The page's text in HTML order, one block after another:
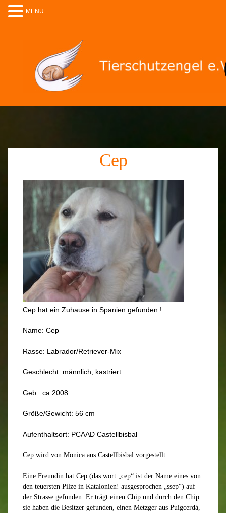
Cep
Cep hat ein Zuhause in Spanien gefunden !
Name: Cep
Rasse: Labrador/Retriever-Mix
Geschlecht: männlich, kastriert
Geb.: ca.2008
Größe/Gewicht: 56 cm
Aufenthaltsort: PCAAD Castellbisbal
Cep wird von Monica aus Castellbisbal vorgestellt…
Eine Freundin hat Cep (das wort „cep“ ist der Name eines von
den teuersten Pilze in Katalonien! ausgesprochen „ssep“) auf
der Strasse gefunden. Er trägt einen Chip und durch den Chip
sie haben die Besitzer gefunden, einen Metzger aus Puigcerdà,
MENU